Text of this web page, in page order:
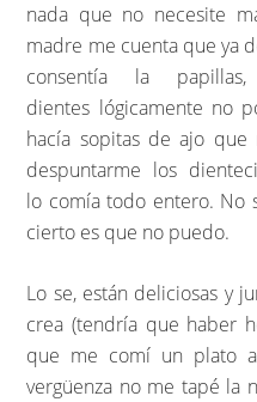
nada que no necesite
madre me cuenta que ya
consentía la
dientes lógicamente no
hacía sopitas de ajo que
despuntarme los
lo comía todo entero. No
cierto es que no puedo.
Lo se, están deliciosas y
crea (tendría que haber
que me comí un plato
vergüenza no me tapé la